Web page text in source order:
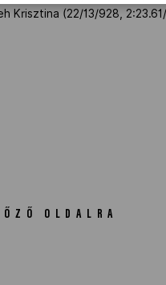
Krisztina (22/13/928,
OLDALRA